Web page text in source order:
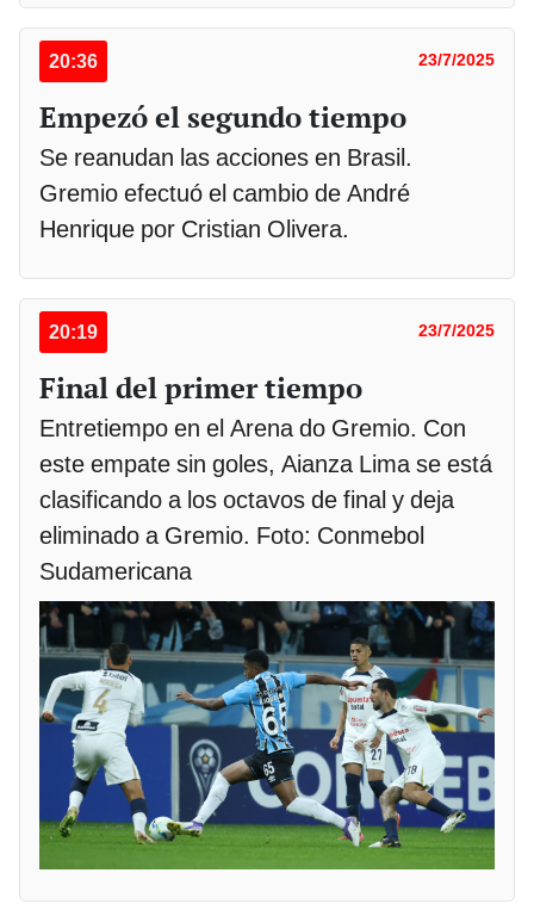
20:36 23/7/2025
Empezó el segundo tiempo
Se reanudan las acciones en Brasil.
Gremio efectuó el cambio de André
Henrique por Cristian Olivera.
20:19 23/7/2025
Final del primer tiempo
Entretiempo en el Arena do Gremio. Con
este empate sin goles, Aianza Lima se está
clasificando a los octavos de final y deja
eliminado a Gremio. Foto: Conmebol
Sudamericana